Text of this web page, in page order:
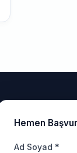
Hemen
Ad Soyad *